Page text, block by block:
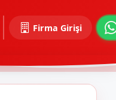
Firma Girişi